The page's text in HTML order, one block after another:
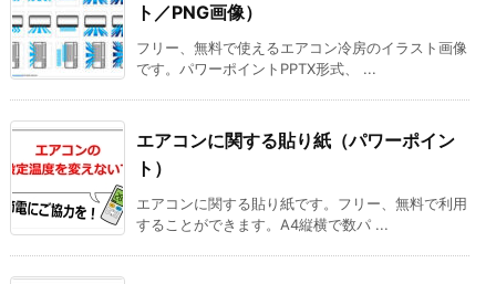
ト／PNG画像）
フリー、無料で使えるエアコン冷房のイラスト画像
です。パワーポイントPPTX形式、 ...
エアコンに関する貼り紙（パワーポイン
ト）
エアコンに関する貼り紙です。フリー、無料で利用
することができます。A4縦横で数パ ...